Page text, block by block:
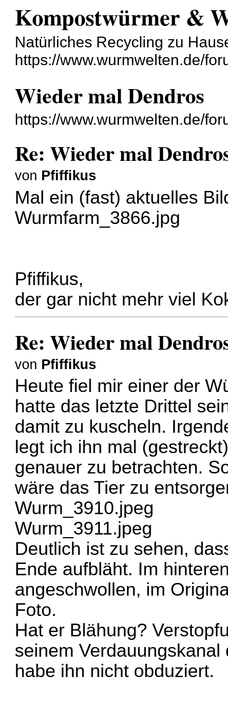
Kompostwürmer &
Natürliches Recycling zu
https://www.wurmwelten.de/
Wieder mal Dendros
https://www.wurmwelten.de/
Re: Wieder mal
von Pfiffikus
Mal ein (fast) aktuelles
Wurmfarm_3866.jpg
Pfiffikus,
der gar nicht mehr viel
Re: Wieder mal
von Pfiffikus
Heute fiel mir einer der
hatte das letzte Drittel
damit zu kuscheln.
legt ich ihn mal
genauer zu betrachten.
wäre das Tier zu
Wurm_3910.jpeg
Wurm_3911.jpeg
Deutlich ist zu sehen,
Ende aufbläht. Im
angeschwollen, im
Foto.
Hat er Blähung?
seinem
habe ihn nicht obduziert.